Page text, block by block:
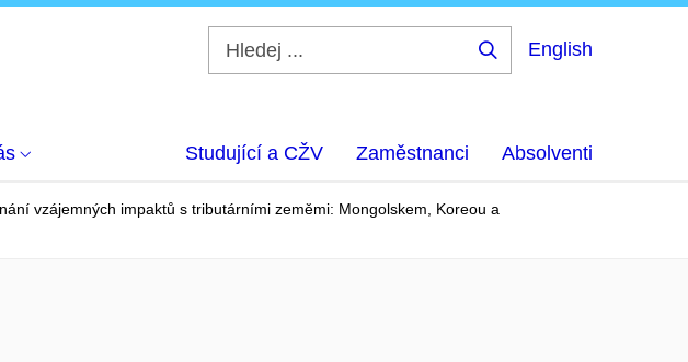
English
Studující a CŽV Zaměstnanci Absolventi
vzájemných impaktů s tributárními zeměmi: Mongolskem, Koreou a